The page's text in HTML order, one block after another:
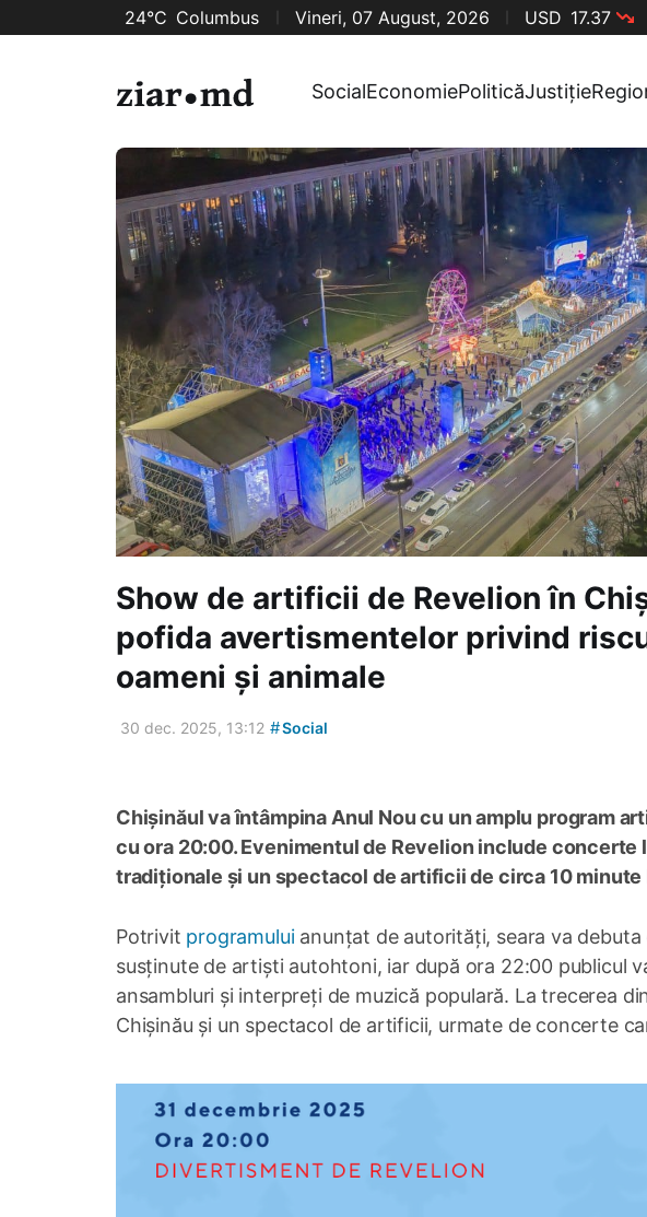
24°C Columbus Vineri, 07 August, 2026 USD 17.37
SocialEconomiePoliticăJustiție
Show de artificii de Revelion în
pofida avertismentelor privind
oameni și animale
30 dec. 2025, 13:12 #Social
Chișinăul va întâmpina Anul Nou cu un amplu program
cu ora 20:00. Evenimentul de Revelion include
tradiționale și un spectacol de artificii de circa 10 minute
Potrivit programuluianunțat de autorități, seara va
susținute de artiști autohtoni, iar după ora 22:00 publicul
ansambluri și interpreți de muzică populară. La trecerea
Chișinău și un spectacol de artificii, urmate de concerte